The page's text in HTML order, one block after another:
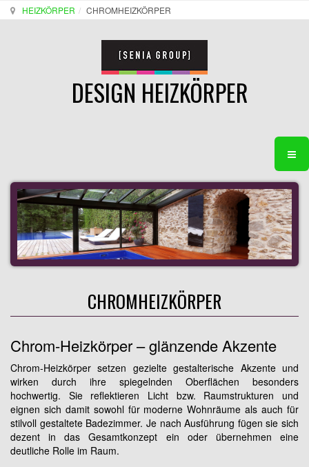
HEIZKÖRPER CHROMHEIZKÖRPER
DESIGN HEIZKÖRPER
CHROMHEIZKÖRPER
Chrom-Heizkörper – glänzende Akzente
Chrom-Heizkörper setzen gezielte gestalterische Akzente und
wirken durch ihre spiegelnden Oberflächen besonders
hochwertig. Sie reflektieren Licht bzw. Raumstrukturen und
eignen sich damit sowohl für moderne Wohnräume als auch für
stilvoll gestaltete Badezimmer. Je nach Ausführung fügen sie sich
dezent in das Gesamtkonzept ein oder übernehmen eine
deutliche Rolle im Raum.